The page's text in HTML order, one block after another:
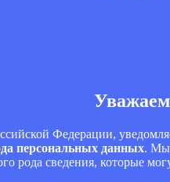
Федерации,
персональных данных. Мы
рода сведения, которые